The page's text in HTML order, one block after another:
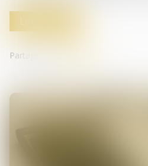
Lire la suite
Partager sur